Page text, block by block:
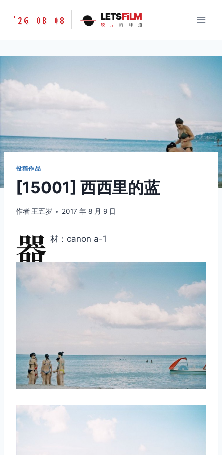
胶
味
道
LETSFILM
'26 08 08 LETSFiLM
胶 片 的 味 道
投稿作品
[15001] 西西里的蓝
作者 王五岁 2017 年 8 月 9 日
器 材：canon a-1